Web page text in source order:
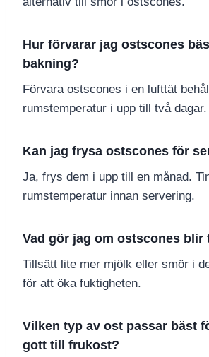
Hur förvarar jag ostscones
bakning?
Förvara ostscones i en lufttät
rumstemperatur i upp till två dagar.
Kan jag frysa ostscones för
Ja, frys dem i upp till en månad.
rumstemperatur innan servering.
Vad gör jag om ostscones blir
Tillsätt lite mer mjölk eller smör i
för att öka fuktigheten.
Vilken typ av ost passar bäst
gott till frukost?